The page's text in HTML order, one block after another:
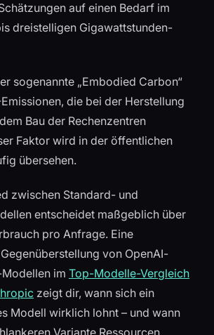
auf einen Bedarf im
dreistelligen Gigawattstunden-
sogenannte „Embodied Carbon“
die bei der Herstellung
Bau der Rechenzentren
Faktor wird in der öffentlichen
übersehen.
zwischen Standard- und
entscheidet maßgeblich über
pro Anfrage. Eine
von OpenAI-
im Top-Modelle-Vergleich
zeigt dir, wann sich ein
Modell wirklich lohnt – und wann